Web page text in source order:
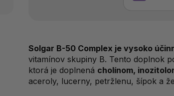
Solgar B-50 Complex je vysoko
vitamínov skupiny B. Tento doplnok
ktorá je doplnená cholínom,
aceroly, lucerny, petržlenu, šípok a